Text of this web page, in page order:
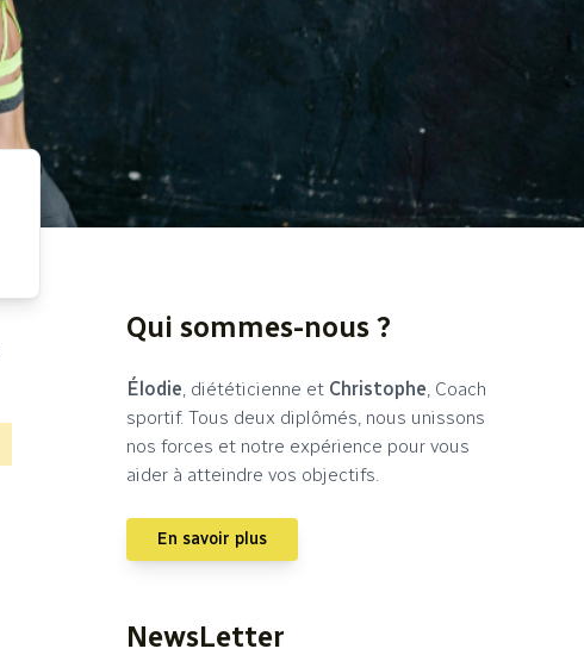
Qui sommes-nous ?
Élodie, diététicienne et Christophe, Coach
sportif. Tous deux diplômés, nous unissons
nos forces et notre expérience pour vous
aider à atteindre vos objectifs.
En savoir plus
NewsLetter